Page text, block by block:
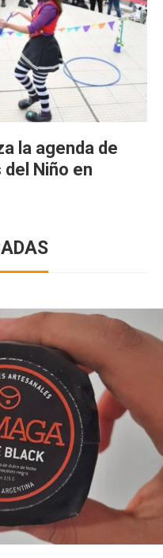
la agenda de
Niño en